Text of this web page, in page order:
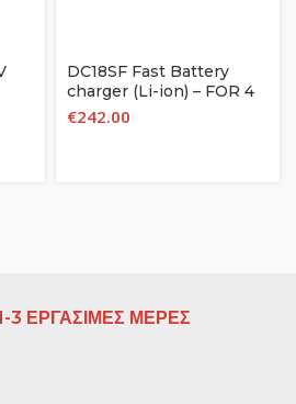
DC18SF Fast Battery
charger (Li-ion) – FOR 4
BATTERIES
€242.00
3 ΕΡΓΑΣΙΜΕΣ ΜΕΡΕΣ